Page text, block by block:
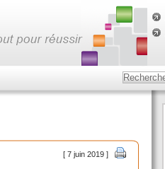
[ 7 juin 2019 ]